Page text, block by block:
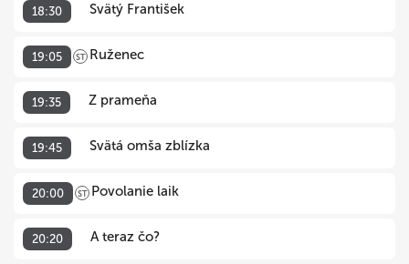
18:30 Svätý František
19:05 ST Ruženec
19:35 Z prameňa
19:45 Svätá omša zblízka
20:00 ST Povolanie laik
20:20 A teraz čo?